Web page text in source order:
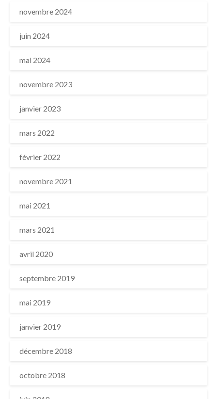
novembre 2024
juin 2024
mai 2024
novembre 2023
janvier 2023
mars 2022
février 2022
novembre 2021
mai 2021
mars 2021
avril 2020
septembre 2019
mai 2019
janvier 2019
décembre 2018
octobre 2018